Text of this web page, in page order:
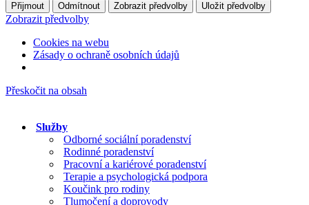
Přijmout Odmítnout Zobrazit předvolby Uložit předvolby
Zobrazit předvolby
Cookies na webu
Zásady o ochraně osobních údajů
Přeskočit na obsah
Služby
Odborné sociální poradenství
Rodinné poradenství
Pracovní a kariérové poradenství
Terapie a psychologická podpora
Koučink pro rodiny
Tlumočení a doprovody